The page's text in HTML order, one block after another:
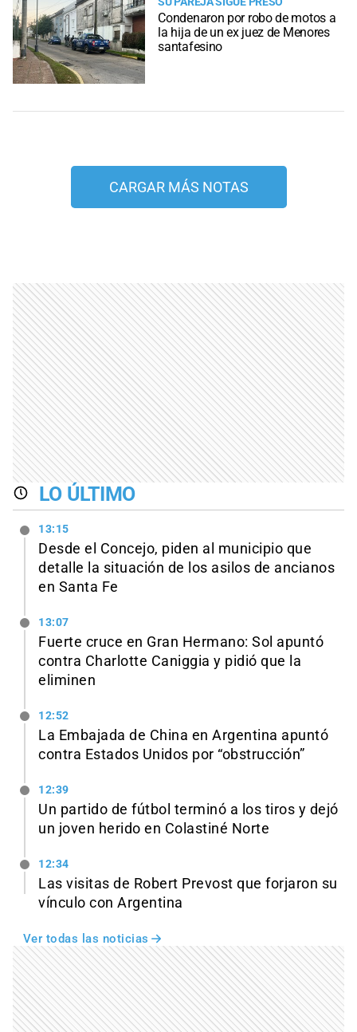
Condenaron por robo de motos a
la hija de un ex juez de Menores
santafesino
CARGAR MÁS NOTAS
LO ÚLTIMO
13:15
Desde el Concejo, piden al municipio que
detalle la situación de los asilos de ancianos
en Santa Fe
13:07
Fuerte cruce en Gran Hermano: Sol apuntó
contra Charlotte Caniggia y pidió que la
eliminen
12:52
La Embajada de China en Argentina apuntó
contra Estados Unidos por “obstrucción”
12:39
Un partido de fútbol terminó a los tiros y dejó
un joven herido en Colastiné Norte
12:34
Las visitas de Robert Prevost que forjaron su
vínculo con Argentina
Ver todas las noticias